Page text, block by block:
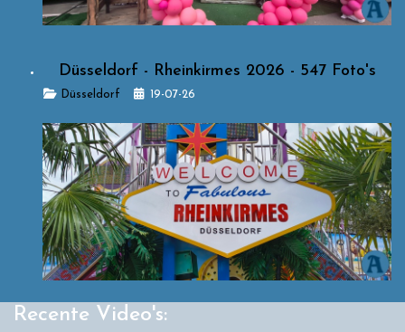
Düsseldorf - Rheinkirmes 2026 - 547 Foto's
DetailsDüsseldorf 19-07-26
Recente Video's: